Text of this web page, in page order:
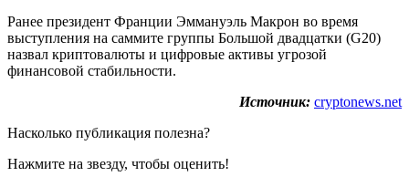
Ранее президент Франции Эммануэль Макрон во время
выступления на саммите группы Большой двадцатки (G20)
назвал криптовалюты и цифровые активы угрозой
финансовой стабильности.
Источник: cryptonews.net
Насколько публикация полезна?
Нажмите на звезду, чтобы оценить!